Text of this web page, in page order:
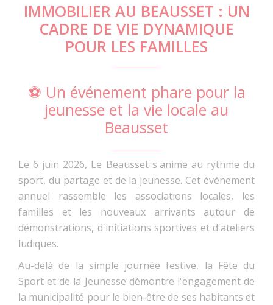
IMMOBILIER AU BEAUSSET : UN
CADRE DE VIE DYNAMIQUE
POUR LES FAMILLES
⚽ Un événement phare pour la
jeunesse et la vie locale au
Beausset
Le 6 juin 2026, Le Beausset s'anime au rythme du
sport, du partage et de la jeunesse. Cet événement
annuel rassemble les associations locales, les
familles et les nouveaux arrivants autour de
démonstrations, d'initiations sportives et d'ateliers
ludiques.
Au-delà de la simple journée festive, la Fête du
Sport et de la Jeunesse démontre l'engagement de
la municipalité pour le bien-être de ses habitants et